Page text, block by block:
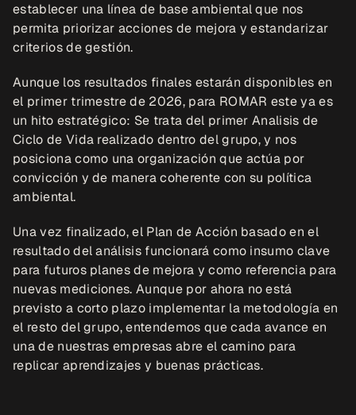
establecer una línea de base ambiental que nos
permita priorizar acciones de mejora y estandarizar
criterios de gestión.
Aunque los resultados finales estarán disponibles en
el primer trimestre de 2026, para ROMAR este ya es
un hito estratégico: Se trata del primer Analisis de
Ciclo de Vida realizado dentro del grupo, y nos
posiciona como una organización que actúa por
convicción y de manera coherente con su política
ambiental.
Una vez finalizado, el Plan de Acción basado en el
resultado del análisis funcionará como insumo clave
para futuros planes de mejora y como referencia para
nuevas mediciones. Aunque por ahora no está
previsto a corto plazo implementar la metodología en
el resto del grupo, entendemos que cada avance en
una de nuestras empresas abre el camino para
replicar aprendizajes y buenas prácticas.